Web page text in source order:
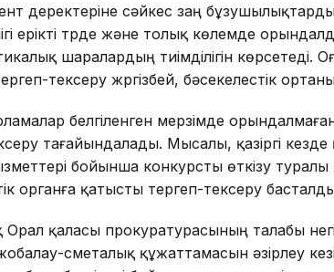
деректеріне сәйкес заң
ерікті түрде және толық көлемде
шаралардың тиімділігін көрсетеді.
тексеру жүргізбей, бәсекелестік
белгіленген мерзімде
тағайындалады. Мысалы, қазіргі
бойынша конкурсты өткізу
органға қатысты тергеп-тексеру
қаласы прокуратурасының талабы
сметалық құжаттамасын әзірлеу